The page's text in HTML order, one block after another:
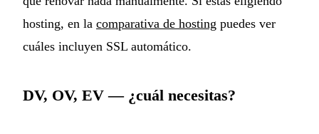
hosting, en la comparativa de hosting puedes ver
cuáles incluyen SSL automático.
DV, OV, EV — ¿cuál necesitas?